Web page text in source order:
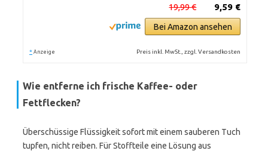
9,59 €
19,99 €
Bei Amazon ansehen
* Anzeige Preis inkl. MwSt., zzgl. Versandkosten
Wie entferne ich frische Kaffee- oder
Fettflecken?
Überschüssige Flüssigkeit sofort mit einem sauberen Tuch
tupfen, nicht reiben. Für Stoffteile eine Lösung aus